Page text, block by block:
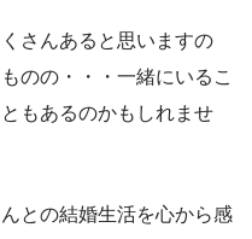
さんあると思いますの
のの・・・一緒にいるこ
もあるのかもしれませ
との結婚生活を心から感